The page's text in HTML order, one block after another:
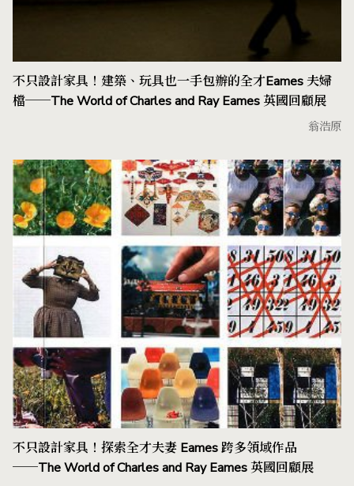
不只設計家具！建築、玩具也一手包辦的全才Eames 夫婦
檔──The World of Charles and Ray Eames 英國回顧展
翁浩原
不只設計家具！探索全才夫妻 Eames 跨多領域作品
──The World of Charles and Ray Eames 英國回顧展